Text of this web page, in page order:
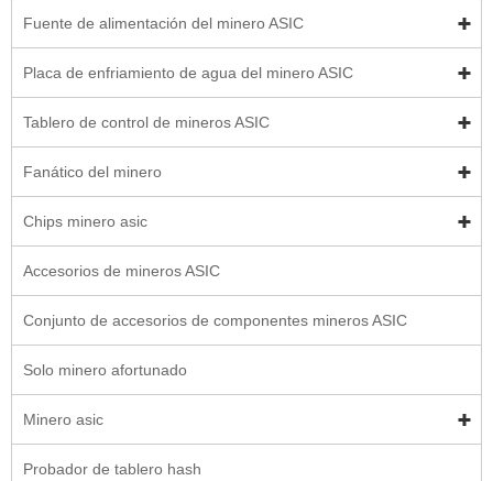
Fuente de alimentación del minero ASIC
Placa de enfriamiento de agua del minero ASIC
Tablero de control de mineros ASIC
Fanático del minero
Chips minero asic
Accesorios de mineros ASIC
Conjunto de accesorios de componentes mineros ASIC
Solo minero afortunado
Minero asic
Probador de tablero hash